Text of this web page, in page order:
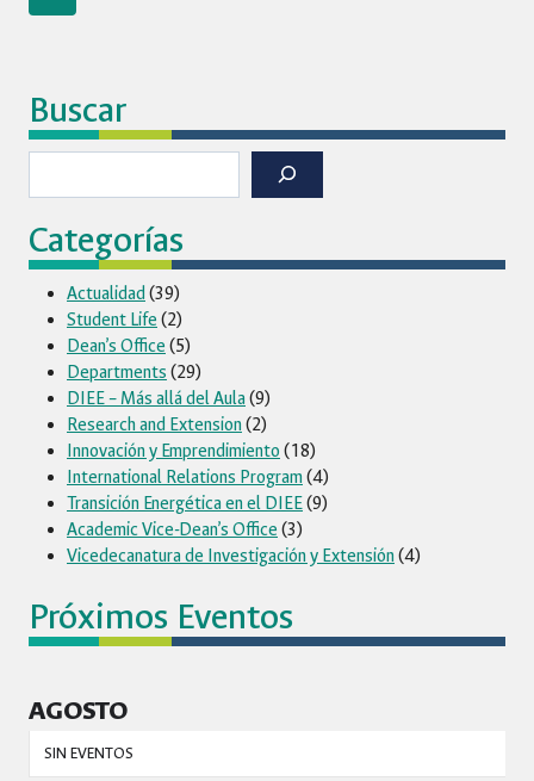
INGENIERÍA
SE
UNEN
PARA
RESOLVER
DESAFÍOS
REALES
Buscar
Categorías
Actualidad (39)
Student Life (2)
Dean’s Office (5)
Departments (29)
DIEE – Más allá del Aula (9)
Research and Extension (2)
Innovación y Emprendimiento (18)
International Relations Program (4)
Transición Energética en el DIEE(9)
Academic Vice-Dean’s Office (3)
Vicedecanatura de Investigación y Extensión (4)
Próximos Eventos
AGOSTO
SIN EVENTOS